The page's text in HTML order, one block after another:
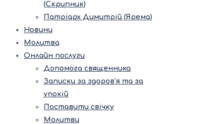
(Скрипник)
Патріарх Димитрій (Ярема)
Новини
Молитва
Онлайн послуги
Допомога священника
Записки за здоров’я та за
упокій
Поставити свічку
Молитви